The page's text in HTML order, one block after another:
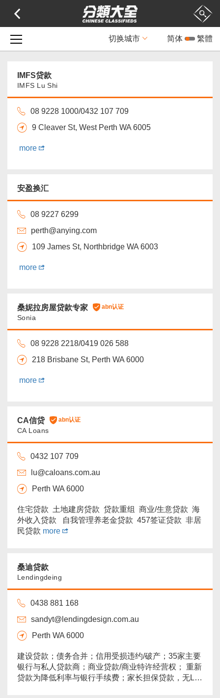
简体 繁體
切换城市
IMFS贷款
IMFS Lu Shi
08 9228 1000/0432 107 709
9 Cleaver St, West Perth WA 6005
more
安盈换汇
08 9227 6299
perth@anying.com
109 James St, Northbridge WA 6003
more
桑妮拉房屋贷款专家 abn认证
Sonia
08 9228 2218/0419 026 588
218 Brisbane St, Perth WA 6000
more
CA信贷 abn认证
CA Loans
0432 107 709
lu@caloans.com.au
Perth WA 6000
住宅贷款 土地建房贷款 贷款重组 商业/生意贷款 海
外收入贷款 自我管理养老金贷款 457签证贷款 非居
民贷款 more
桑迪贷款
Lendingdeing
0438 881 168
sandyt@lendingdesign.com.au
Perth WA 6000
建设贷款；债务合并；信用受损违约/破产；35家主要
银行与私人贷款商；商业贷款/商业特许经营权； 重新
贷款为降低利率与银行手续费；家长担保贷款，无LMI